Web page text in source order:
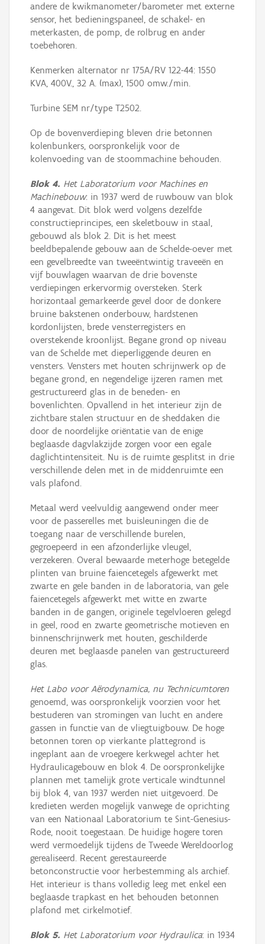
andere de kwikmanometer/barometer met externe
sensor, het bedieningspaneel, de schakel- en
meterkasten, de pomp, de rolbrug en ander
toebehoren.
Kenmerken alternator nr 175A/RV 122-44: 1550
KVA, 400V., 32 A. (max), 1500 omw./min.
Turbine SEM nr/type T2502.
Op de bovenverdieping bleven drie betonnen
kolenbunkers, oorspronkelijk voor de
kolenvoeding van de stoommachine behouden.
Blok 4. Het Laboratorium voor Machines en
Machinebouw: in 1937 werd de ruwbouw van blok
4 aangevat. Dit blok werd volgens dezelfde
constructieprincipes, een skeletbouw in staal,
gebouwd als blok 2. Dit is het meest
beeldbepalende gebouw aan de Schelde-oever met
een gevelbreedte van tweeëntwintig traveeën en
vijf bouwlagen waarvan de drie bovenste
verdiepingen erkervormig oversteken. Sterk
horizontaal gemarkeerde gevel door de donkere
bruine bakstenen onderbouw, hardstenen
kordonlijsten, brede vensterregisters en
overstekende kroonlijst. Begane grond op niveau
van de Schelde met dieperliggende deuren en
vensters. Vensters met houten schrijnwerk op de
begane grond, en negendelige ijzeren ramen met
gestructureerd glas in de beneden- en
bovenlichten. Opvallend in het interieur zijn de
zichtbare stalen structuur en de sheddaken die
door de noordelijke oriëntatie van de enige
beglaasde dagvlakzijde zorgen voor een egale
daglichtintensiteit. Nu is de ruimte gesplitst in drie
verschillende delen met in de middenruimte een
vals plafond.
Metaal werd veelvuldig aangewend onder meer
voor de passerelles met buisleuningen die de
toegang naar de verschillende burelen,
gegroepeerd in een afzonderlijke vleugel,
verzekeren. Overal bewaarde meterhoge betegelde
plinten van bruine faiencetegels afgewerkt met
zwarte en gele banden in de laboratoria, van gele
faiencetegels afgewerkt met witte en zwarte
banden in de gangen, originele tegelvloeren gelegd
in geel, rood en zwarte geometrische motieven en
binnenschrijnwerk met houten, geschilderde
deuren met beglaasde panelen van gestructureerd
glas.
Het Labo voor Aërodynamica, nu Technicumtoren
genoemd, was oorspronkelijk voorzien voor het
bestuderen van stromingen van lucht en andere
gassen in functie van de vliegtuigbouw. De hoge
betonnen toren op vierkante plattegrond is
ingeplant aan de vroegere kerkwegel achter het
Hydraulicagebouw en blok 4. De oorspronkelijke
plannen met tamelijk grote verticale windtunnel
bij blok 4, van 1937 werden niet uitgevoerd. De
kredieten werden mogelijk vanwege de oprichting
van een Nationaal Laboratorium te Sint-Genesius-
Rode, nooit toegestaan. De huidige hogere toren
werd vermoedelijk tijdens de Tweede Wereldoorlog
gerealiseerd. Recent gerestaureerde
betonconstructie voor herbestemming als archief.
Het interieur is thans volledig leeg met enkel een
beglaasde trapkast en het behouden betonnen
plafond met cirkelmotief.
Blok 5. Het Laboratorium voor Hydraulica: in 1934